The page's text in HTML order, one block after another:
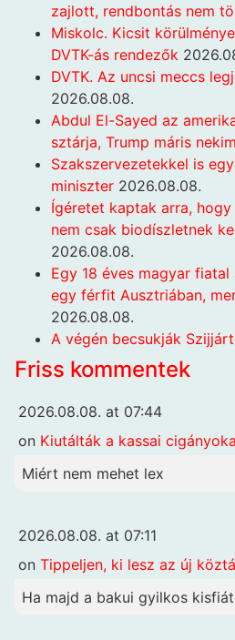
zajlott, rendbontás nem
Miskolc. Kicsit
DVTK-ás rendezők
DVTK. Az uncsi meccs
2026.08.08.
Abdul El-Sayed az
sztárja, Trump máris
Szakszervezetekkel is
miniszter 2026.08.08.
Ígéretet kaptak arra,
nem csak biodíszletnek
2026.08.08.
Egy 18 éves magyar
egy férfit Ausztriában,
2026.08.08.
A végén becsukják
Friss kommentek
2026.08.08. at 07:44
on Kiutálták a kassai
Miért nem mehet lex
2026.08.08. at 07:11
on Tippeljen, ki lesz az új
Ha majd a bakui gyilkos